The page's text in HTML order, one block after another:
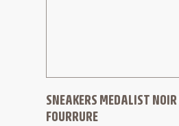
SNEAKERS MEDALIST NOIR
FOURRURE